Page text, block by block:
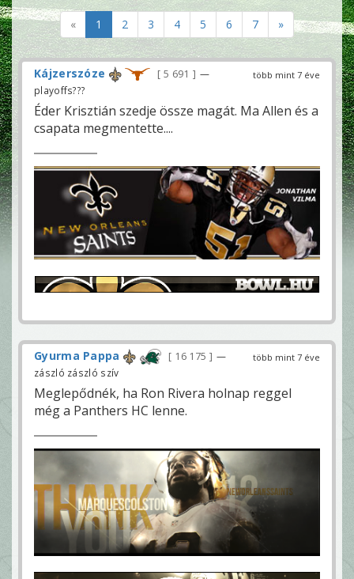
« 1 2 3 4 5 6 7 »
több mint 7 éve
Kájzerszóze 5 691
—
playoffs???
Éder Krisztián szedje össze magát. Ma Allen és a
csapata megmentette....
több mint 7 éve
Gyurma Pappa 16 175
—
zászló zászló szív
Meglepődnék, ha Ron Rivera holnap reggel
még a Panthers HC lenne.